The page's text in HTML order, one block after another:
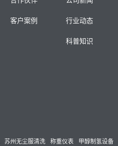
客户案例 行业动态
科普知识
苏州无尘服清洗 称重仪表 甲醇制氢设备